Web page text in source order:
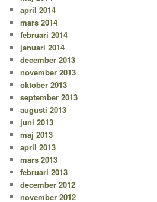
april 2014
mars 2014
februari 2014
januari 2014
december 2013
november 2013
oktober 2013
september 2013
augusti 2013
juni 2013
maj 2013
april 2013
mars 2013
februari 2013
december 2012
november 2012